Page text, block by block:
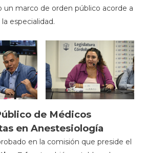
un marco de orden público acorde a
especialidad.
de Médicos
en Anestesiología
en la comisión que preside el